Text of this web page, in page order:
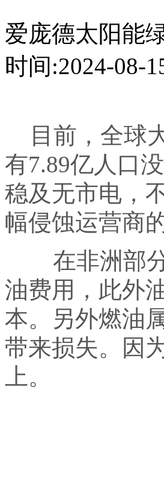
爱庞德太阳能
时间:2024-08-
目前，全球
有7.89亿人口
稳及无市电，
幅侵蚀运营商
在非洲部分
油费用，此外
本。另外燃油
带来损失。因
上。